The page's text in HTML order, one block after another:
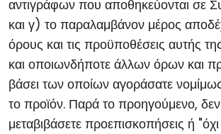
αντιγράφων που αποθηκεύονται σε
και γ) το παραλαμβάνον μέρος
όρους και τις προϋποθέσεις αυτής
και οποιωνδήποτε άλλων όρων και
βάσει των οποίων αγοράσατε νομίμως
το προϊόν. Παρά το προηγούμενο,
μεταβιβάσετε προεπισκοπήσεις ή